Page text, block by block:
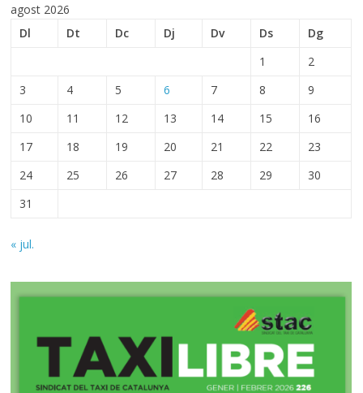
agost 2026
Dl
Dt Dc Dj Dv Ds
Dg
1
2
3
4 5 6 7 8
9
10
11 12 13 14 15
16
17
18 19 20 21 22
23
24
25 26 27 28 29
30
31
« jul.